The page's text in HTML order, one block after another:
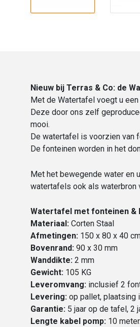
Nieuw bij Terras & Co: de
Met de Watertafel voegt u
Deze door ons zelf
mooi.
De watertafel is voorzien van
De fonteinen worden in het
Met het bewegende water en
watertafels ook als waterbron
Watertafel met fonteinen &
Materiaal: Corten Staal
Afmetingen: 150 x 80 x 40
Bovenrand: 90 x 30 mm
Wanddikte: 2 mm
Gewicht: 105 KG
Leveromvang: inclusief 2
Levering: op pallet, plaatsing
Garantie: 5 jaar op de tafel, 2
Lengte kabel pomp: 10 meter.